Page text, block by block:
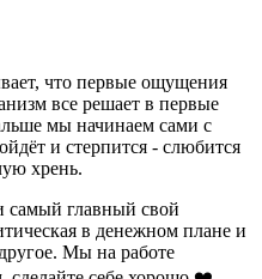
что первые ощущения
все решает в первые
мы начинаем сами с
и стерпится - слюбится
хрень.
самый главный свой
в денежном плане и
Мы на работе